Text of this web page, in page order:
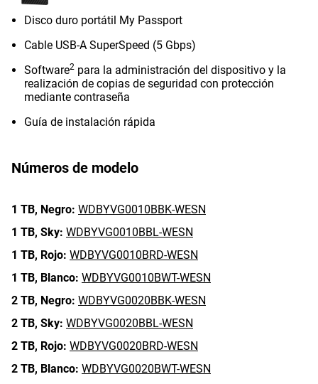
Disco duro portátil My Passport
Cable USB-A SuperSpeed (5 Gbps)
Software2 para la administración del dispositivo y la
realización de copias de seguridad con protección
mediante contraseña
Guía de instalación rápida
Números de modelo
1 TB, Negro: WDBYVG0010BBK-WESN
1 TB, Sky: WDBYVG0010BBL-WESN
1 TB, Rojo: WDBYVG0010BRD-WESN
1 TB, Blanco: WDBYVG0010BWT-WESN
2 TB, Negro: WDBYVG0020BBK-WESN
2 TB, Sky: WDBYVG0020BBL-WESN
2 TB, Rojo: WDBYVG0020BRD-WESN
2 TB, Blanco: WDBYVG0020BWT-WESN